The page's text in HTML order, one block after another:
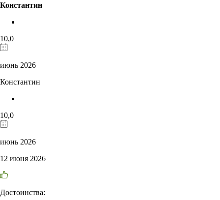
Константин
10,0
июнь 2026
Константин
10,0
июнь 2026
12 июня 2026
Достоинства: